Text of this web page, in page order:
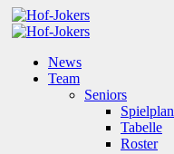
News
Team
Seniors
Spielplan
Tabelle
Roster